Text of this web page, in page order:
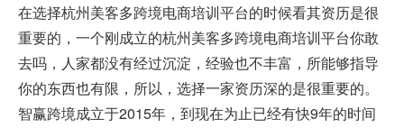
在选择杭州美客多跨境电商培训平台的时候看其资历是很
重要的，一个刚成立的杭州美客多跨境电商培训平台你敢
去吗，人家都没有经过沉淀，经验也不丰富，所能够指导
你的东西也有限，所以，选择一家资历深的是很重要的。
智赢跨境成立于2015年，到现在为止已经有快9年的时间